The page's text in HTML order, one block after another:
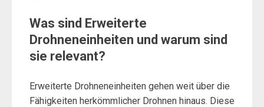
Was sind Erweiterte
Drohneneinheiten und warum sind
sie relevant?
Erweiterte Drohneneinheiten gehen weit über die
Fähigkeiten herkömmlicher Drohnen hinaus. Diese